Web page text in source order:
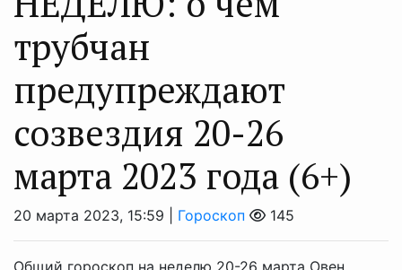
трубчан
предупреждают
созвездия 20-26
марта 2023 года (6+)
20 марта 2023, 15:59 | Гороскоп 145